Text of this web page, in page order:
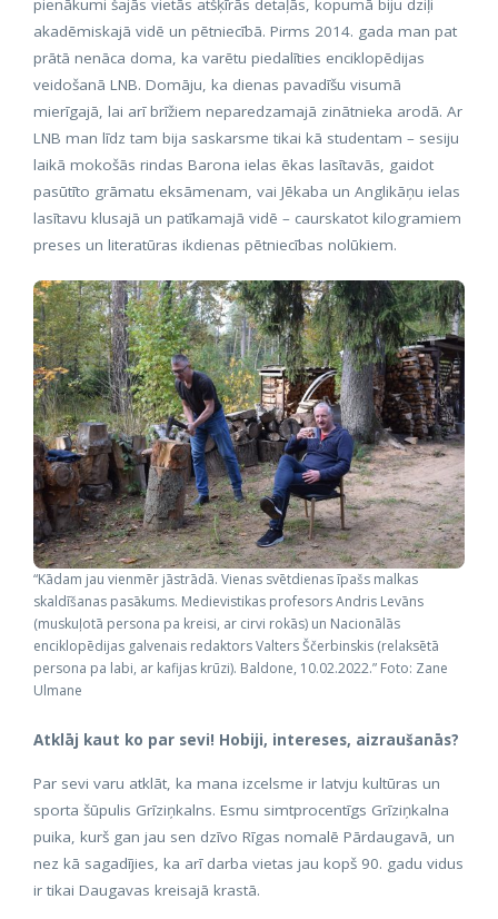
pienākumi šajās vietās atšķīrās detaļās, kopumā biju dziļi
akadēmiskajā vidē un pētniecībā. Pirms 2014. gada man pat
prātā nenāca doma, ka varētu piedalīties enciklopēdijas
veidošanā LNB. Domāju, ka dienas pavadīšu visumā
mierīgajā, lai arī brīžiem neparedzamajā zinātnieka arodā. Ar
LNB man līdz tam bija saskarsme tikai kā studentam – sesiju
laikā mokošās rindas Barona ielas ēkas lasītavās, gaidot
pasūtīto grāmatu eksāmenam, vai Jēkaba un Anglikāņu ielas
lasītavu klusajā un patīkamajā vidē – caurskatot kilogramiem
preses un literatūras ikdienas pētniecības nolūkiem.
“Kādam jau vienmēr jāstrādā. Vienas svētdienas īpašs malkas
skaldīšanas pasākums. Medievistikas profesors Andris Levāns
(muskuļotā persona pa kreisi, ar cirvi rokās) un Nacionālās
enciklopēdijas galvenais redaktors Valters Ščerbinskis (relaksētā
persona pa labi, ar kafijas krūzi). Baldone, 10.02.2022.” Foto: Zane
Ulmane
Atklāj kaut ko par sevi! Hobiji, intereses, aizraušanās?
Par sevi varu atklāt, ka mana izcelsme ir latvju kultūras un
sporta šūpulis Grīziņkalns. Esmu simtprocentīgs Grīziņkalna
puika, kurš gan jau sen dzīvo Rīgas nomalē Pārdaugavā, un
nez kā sagadījies, ka arī darba vietas jau kopš 90. gadu vidus
ir tikai Daugavas kreisajā krastā.